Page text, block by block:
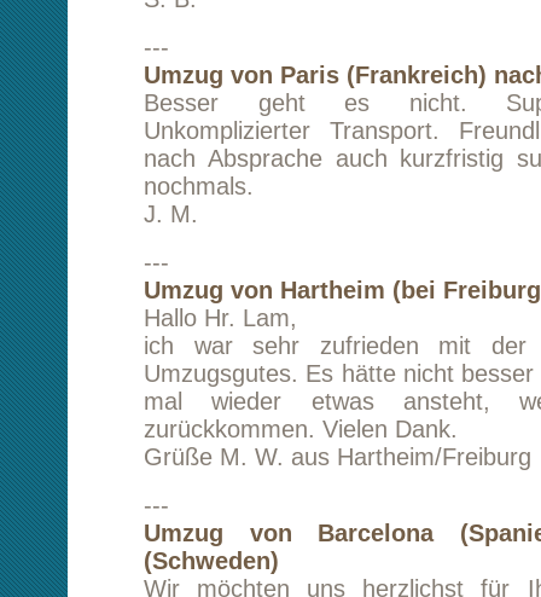
Transport von Puymirol (Frankreich) nach
Transport von Fahrrad, Skiern und
Berlin nach Südfrankreich und zurück verlief
und pünktlich. Alles wunderbar. Gerne wieder.
S. K.
Transport von München nach Berlin
Danke, Danke, Danke für die schnellste
Umzug von Chesterfield (Großbritannien)
Der Transport unseres gesamten Hausrats
von Chesterfield (UK) nach Berlin verlief
ohne Probleme zu einem sehr fairen Preis.
alles ausgezeichnet organisiert, und hat auf
prompt telefonisch oder per mail reagiert.
waren sehr nett und professionell. Ich
zurück nach Grossbritannien gehen.
C. B.